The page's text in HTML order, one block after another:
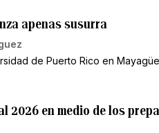
apenas susurra
de Puerto Rico en
2026 en medio de los